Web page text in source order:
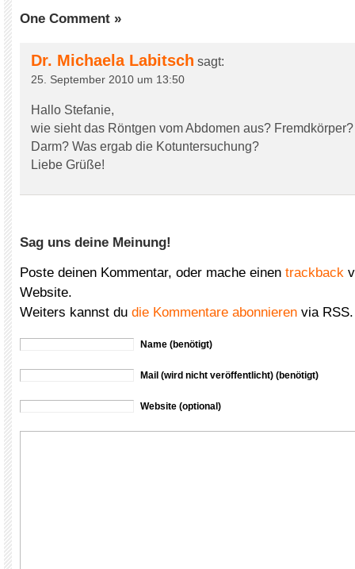
One Comment »
Dr. Michaela Labitsch sagt:
25. September 2010 um 13:50
Hallo Stefanie,
wie sieht das Röntgen vom Abdomen aus?
Darm? Was ergab die Kotuntersuchung?
Liebe Grüße!
Sag uns deine Meinung!
Poste deinen Kommentar, oder mache einen trackback
Website.
Weiters kannst du die Kommentare abonnieren via RSS.
Name (benötigt)
Mail (wird nicht veröffentlicht) (benötigt)
Website (optional)